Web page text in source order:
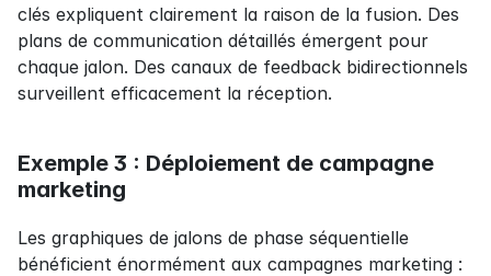
clés expliquent clairement la raison de la fusion. Des
plans de communication détaillés émergent pour
chaque jalon. Des canaux de feedback bidirectionnels
surveillent efficacement la réception.
Exemple 3 : Déploiement de campagne
marketing
Les graphiques de jalons de phase séquentielle
bénéficient énormément aux campagnes marketing :